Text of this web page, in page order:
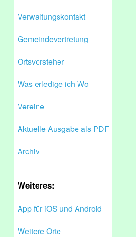
Verwaltungskontakt
Gemeindevertretung
Ortsvorsteher
Was erledige ich Wo
Vereine
Aktuelle Ausgabe als PDF
Archiv
Weiteres:
App für iOS und Android
Weitere Orte